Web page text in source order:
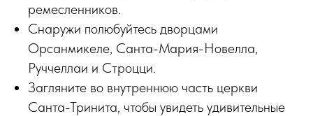
ремесленников.
Снаружи полюбуйтесь дворцами
Орсанмикеле, Санта-Мария-Новелла,
Руччеллаи и Строцци.
Загляните во внутреннюю часть церкви
Санта-Тринита, чтобы увидеть удивительные